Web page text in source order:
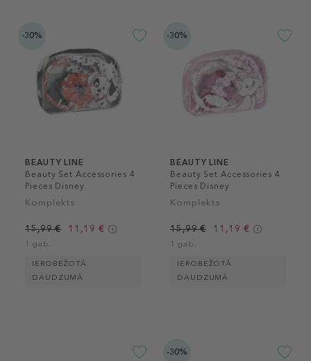
-30%
BEAUTY LINE
Beauty Set Accessories 4
Pieces Disney
Komplekts
15,99 € 11,19 €
1 gab.
IEROBEŽOTĀ
DAUDZUMĀ
-30%
BEAUTY LINE
Beauty Set Accessories 4
Pieces Disney
Komplekts
15,99 € 11,19 €
1 gab.
IEROBEŽOTĀ
DAUDZUMĀ
-30%